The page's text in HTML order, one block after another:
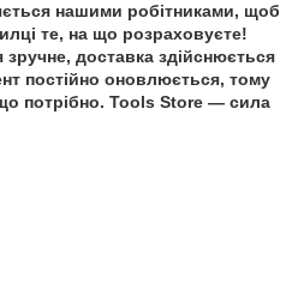
нашими робітниками, щоб
те, на що розраховуєте!
доставка здійснюється
постійно оновлюється, тому
потрібно. Tools Store — сила